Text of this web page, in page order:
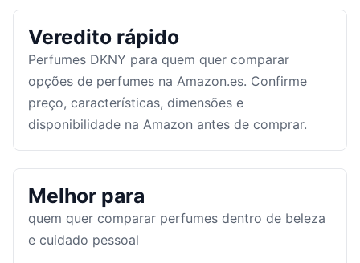
Veredito rápido
Perfumes DKNY para quem quer comparar
opções de perfumes na Amazon.es. Confirme
preço, características, dimensões e
disponibilidade na Amazon antes de comprar.
Melhor para
quem quer comparar perfumes dentro de beleza
e cuidado pessoal